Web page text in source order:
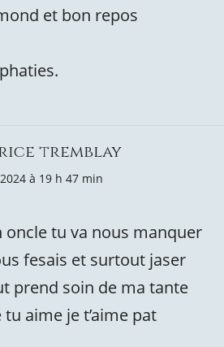
et bon repos
tremblay
à 19 h 47 min
oncle tu va nous manquer
fesais et surtout jaser
prend soin de ma tante
aime je t’aime pat